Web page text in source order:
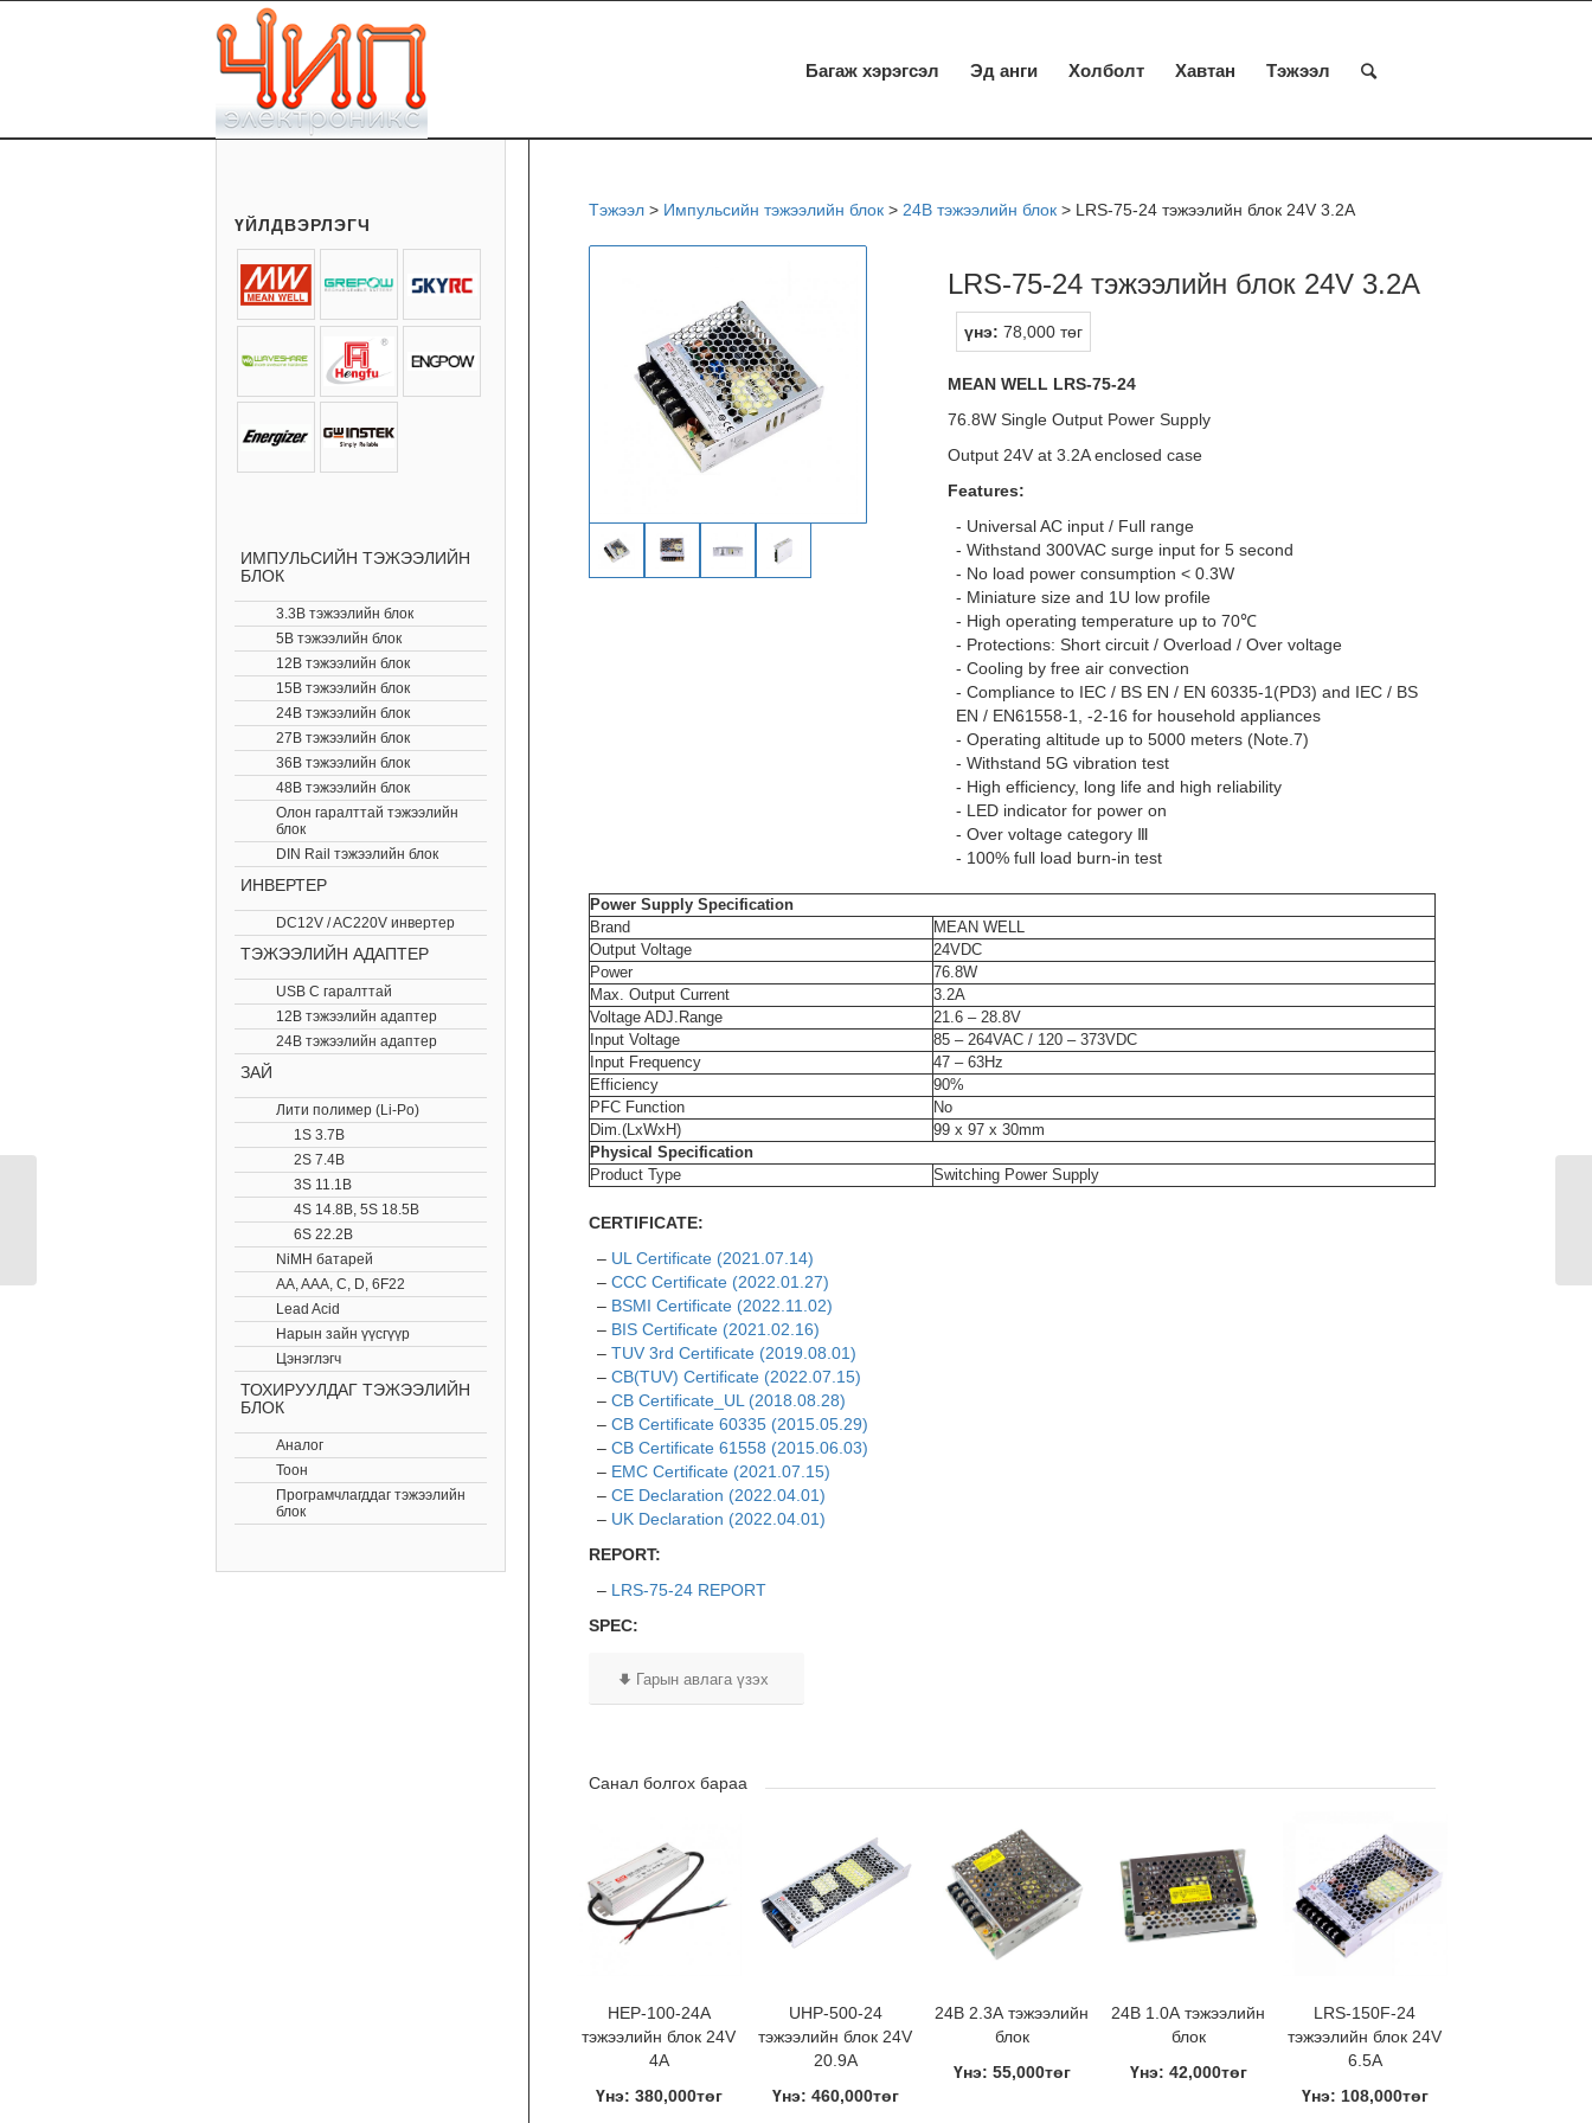
Багаж хэрэгсэл Эд анги Холболт Хавтан Тэжээл
Тэжээл> Импульсийн тэжээлийн блок> 24В тэжээлийн блок> LRS-75-24 тэжээлийн блок 24V 3.2A
LRS-75-24 тэжээлийн блок 24V 3.2A
үнэ: 78,000 төг
MEAN WELL LRS-75-24
76.8W Single Output Power Supply
Output 24V at 3.2A enclosed case
Features:
- Universal AC input / Full range
- Withstand 300VAC surge input for 5 second
- No load power consumption < 0.3W
- Miniature size and 1U low profile
- High operating temperature up to 70℃
- Protections: Short circuit / Overload / Over voltage
- Cooling by free air convection
- Compliance to IEC / BS EN / EN 60335-1(PD3) and IEC / BS
EN / EN61558-1, -2-16 for household appliances
- Operating altitude up to 5000 meters (Note.7)
- Withstand 5G vibration test
- High efficiency, long life and high reliability
- LED indicator for power on
- Over voltage category Ⅲ
- 100% full load burn-in test
Power Supply Specification
Brand
MEAN WELL
Output Voltage
24VDC
Power
76.8W
Max. Output Current
3.2A
Voltage ADJ.Range
21.6 – 28.8V
Input Voltage
85 – 264VAC / 120 – 373VDC
Input Frequency
47 – 63Hz
Efficiency
90%
PFC Function
No
Dim.(LxWxH)
99 x 97 x 30mm
Physical Specification
Product Type
Switching Power Supply
CERTIFICATE:
– UL Certificate (2021.07.14)
– CCC Certificate (2022.01.27)
– BSMI Certificate (2022.11.02)
– BIS Certificate (2021.02.16)
– TUV 3rd Certificate (2019.08.01)
– CB(TUV) Certificate (2022.07.15)
– CB Certificate_UL (2018.08.28)
– CB Certificate 60335 (2015.05.29)
– CB Certificate 61558 (2015.06.03)
– EMC Certificate (2021.07.15)
– CE Declaration (2022.04.01)
– UK Declaration (2022.04.01)
REPORT:
– LRS-75-24 REPORT
SPEC:
Гарын авлага үзэх
Санал болгох бараа
HEP-100-24A
тэжээлийн блок 24V
4A
Үнэ: 380,000төг
UHP-500-24
тэжээлийн блок 24V
20.9A
Үнэ: 460,000төг
24В 2.3А тэжээлийн
блок
Үнэ: 55,000төг
24В 1.0А тэжээлийн
блок
Үнэ: 42,000төг
LRS-150F-24
тэжээлийн блок 24V
6.5A
Үнэ: 108,000төг
ҮЙЛДВЭРЛЭГЧ
ИМПУЛЬСИЙН ТЭЖЭЭЛИЙН
БЛОК
3.3В тэжээлийн блок
5В тэжээлийн блок
12В тэжээлийн блок
15В тэжээлийн блок
24В тэжээлийн блок
27В тэжээлийн блок
36В тэжээлийн блок
48В тэжээлийн блок
Олон гаралттай тэжээлийн
блок
DIN Rail тэжээлийн блок
ИНВЕРТЕР
DC12V / AC220V инвертер
ТЭЖЭЭЛИЙН АДАПТЕР
USB C гаралттай
12В тэжээлийн адаптер
24В тэжээлийн адаптер
ЗАЙ
Лити полимер (Li-Po)
1S 3.7В
2S 7.4В
3S 11.1В
4S 14.8В, 5S 18.5В
6S 22.2В
NiMH батарей
AA, AAA, C, D, 6F22
Lead Acid
Нарын зайн үүсгүүр
Цэнэглэгч
ТОХИРУУЛДАГ ТЭЖЭЭЛИЙН
БЛОК
Аналог
Тоон
Програмчлагддаг тэжээлийн
блок